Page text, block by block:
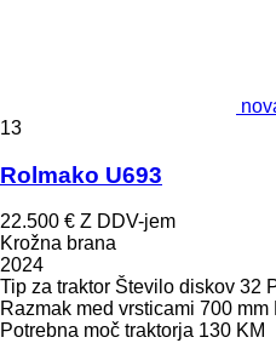
13
Rolmako U693
22.500 € Z DDV-jem
Krožna brana
2024
Tip za traktor Število diskov 32
Razmak med vrsticami 700 mm
Potrebna moč traktorja 130 KM